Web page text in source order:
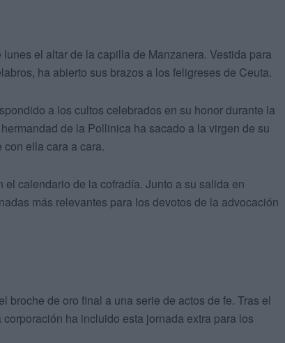
el altar de la capilla de Manzanera. Vestida para
ha abierto sus brazos a los feligreses de Ceuta.
a los cultos celebrados en su honor durante la
de la Pollinica ha sacado a la virgen de su
ella cara a cara.
calendario de la cofradía. Junto a su salida en
más relevantes para los devotos de la advocación
broche de oro final a una serie de actos de fe. Tras el
ha incluido esta jornada extra para los